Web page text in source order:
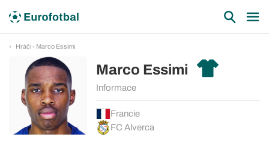
Hráči - Marco Essimi
Marco Essimi
Informace
Francie
FC Alverca